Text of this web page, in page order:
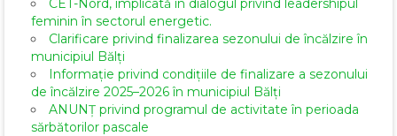
CET-Nord, implicată în dialogul privind leadershipul
feminin în sectorul energetic.
Clarificare privind finalizarea sezonului de încălzire în
municipiul Bălți
Informație privind condițiile de finalizare a sezonului
de încălzire 2025–2026 în municipiul Bălți
ANUNȚ privind programul de activitate în perioada
sărbătorilor pascale